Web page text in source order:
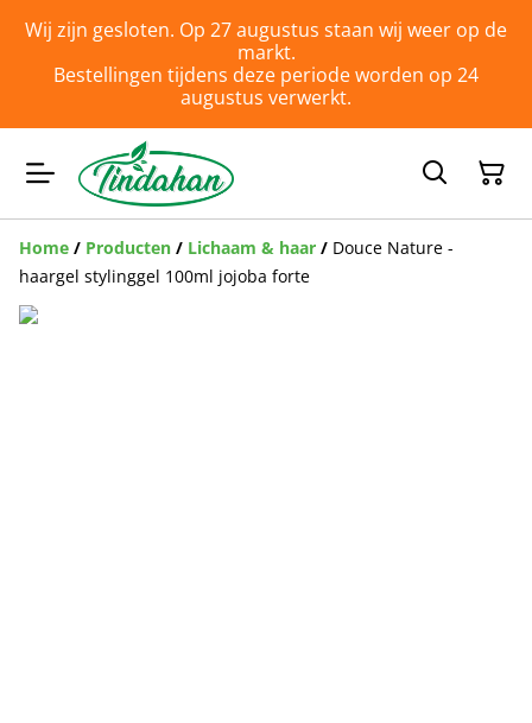
Wij zijn gesloten. Op 27 augustus staan wij weer op de
markt.
Bestellingen tijdens deze periode worden op 24
augustus verwerkt.
Home / Producten / Lichaam & haar / Douce Nature -
haargel stylinggel 100ml jojoba forte